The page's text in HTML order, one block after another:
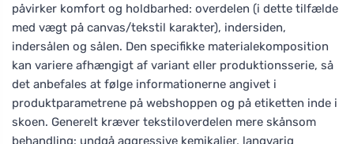
påvirker komfort og holdbarhed: overdelen (i dette tilfælde
med vægt på canvas/tekstil karakter), indersiden,
indersålen og sålen. Den specifikke materialekomposition
kan variere afhængigt af variant eller produktionsserie, så
det anbefales at følge informationerne angivet i
produktparametrene på webshoppen og på etiketten inde i
skoen. Generelt kræver tekstiloverdelen mere skånsom
behandling: undgå aggressive kemikalier, langvarig